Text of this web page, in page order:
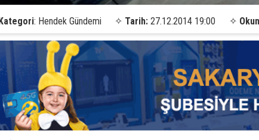
: Hendek Gündemi ✧ Tarih: 27.12.2014 19:00 ✧